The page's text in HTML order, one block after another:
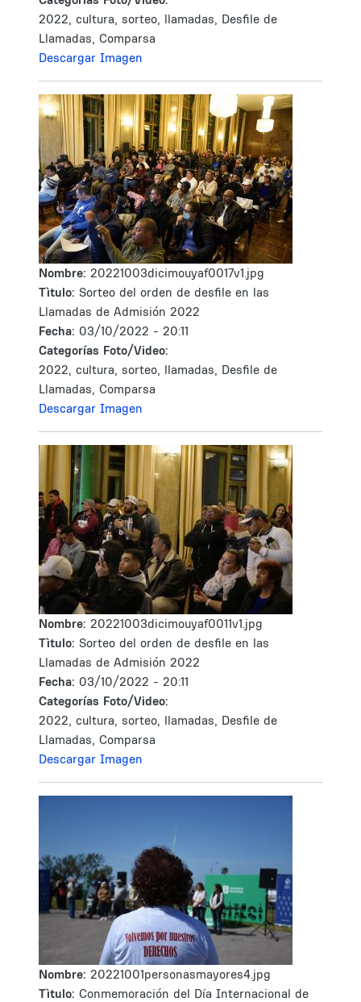
2022, cultura, sorteo, llamadas, Desfile de
Llamadas, Comparsa
Descargar Imagen
Nombre: 20221003dicimouyaf0017v1.jpg
Tìtulo: Sorteo del orden de desfile en las
Llamadas de Admisión 2022
Fecha: 03/10/2022 - 20:11
Categorías Foto/Video:
2022, cultura, sorteo, llamadas, Desfile de
Llamadas, Comparsa
Descargar Imagen
Nombre: 20221003dicimouyaf0011v1.jpg
Tìtulo: Sorteo del orden de desfile en las
Llamadas de Admisión 2022
Fecha: 03/10/2022 - 20:11
Categorías Foto/Video:
2022, cultura, sorteo, llamadas, Desfile de
Llamadas, Comparsa
Descargar Imagen
Nombre: 20221001personasmayores4.jpg
Tìtulo: Conmemoración del Día Internacional de